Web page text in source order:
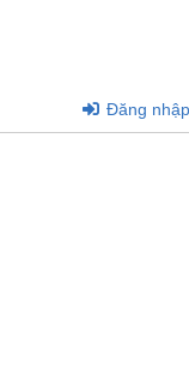
Đăng nhập